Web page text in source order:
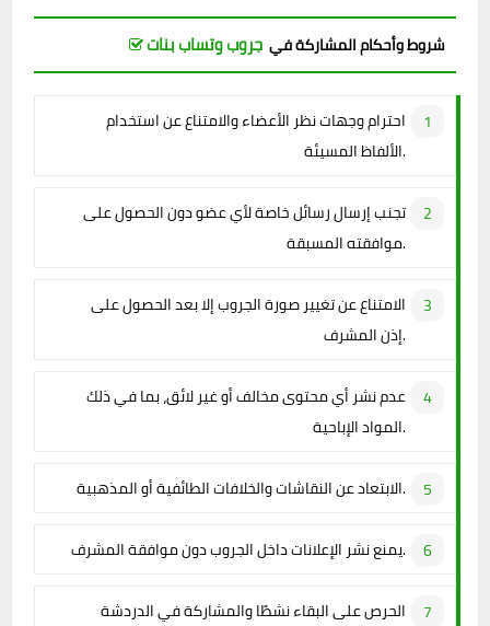
شروط وأحكام المشاركة في جروب وتساب بنات
احترام وجهات نظر الأعضاء والامتناع عن استخدام
الألفاظ المسيئة.
تجنب إرسال رسائل خاصة لأي عضو دون الحصول على
موافقته المسبقة.
الامتناع عن تغيير صورة الجروب إلا بعد الحصول على
إذن المشرف.
عدم نشر أي محتوى مخالف أو غير لائق، بما في ذلك
المواد الإباحية.
الابتعاد عن النقاشات والخلافات الطائفية أو المذهبية.
يمنع نشر الإعلانات داخل الجروب دون موافقة المشرف.
الحرص على البقاء نشطًا والمشاركة في الدردشة